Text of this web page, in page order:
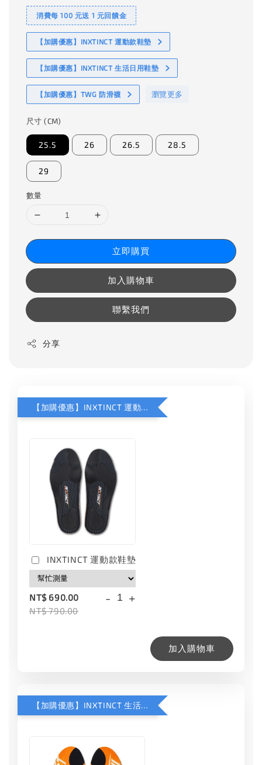
消費每 100 元送 1 元回饋金
【加購優惠】INXTINCT 運動款鞋墊
【加購優惠】INXTINCT 生活日用鞋墊
【加購優惠】TWG 防滑襪 瀏覽更多
尺寸 (CM)
25.5 26 26.5 28.5
29
數量
立即購買
加入購物車
聯繫我們
分享
【加購優惠】INXTINCT 運動款鞋墊
INXTINCT 運動款鞋墊
NT$ 690.00
NT$ 790.00
- +
加入購物車
【加購優惠】INXTINCT 生活日用鞋墊